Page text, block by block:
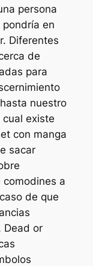
persona
en
Diferentes
de
para
nuestro
existe
con manga
sacar
a
de que
Dead or